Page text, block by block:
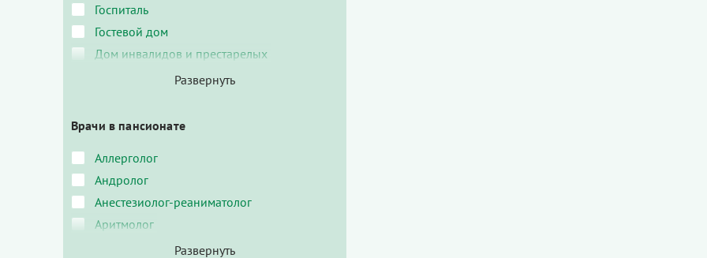
Госпиталь
Гостевой дом
Дом инвалидов и престарелых
Врачи в пансионате
Аллерголог
Андролог
Анестезиолог-реаниматолог
Аритмолог